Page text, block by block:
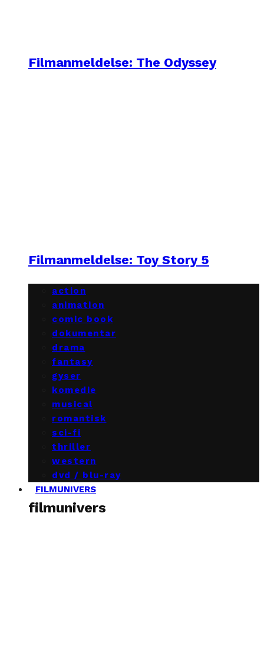
Filmanmeldelse: The Odyssey
Filmanmeldelse: Toy Story 5
action
animation
comic book
dokumentar
drama
fantasy
gyser
komedie
musical
romantisk
sci-fi
thriller
western
dvd / blu-ray
FILMUNIVERS
filmunivers